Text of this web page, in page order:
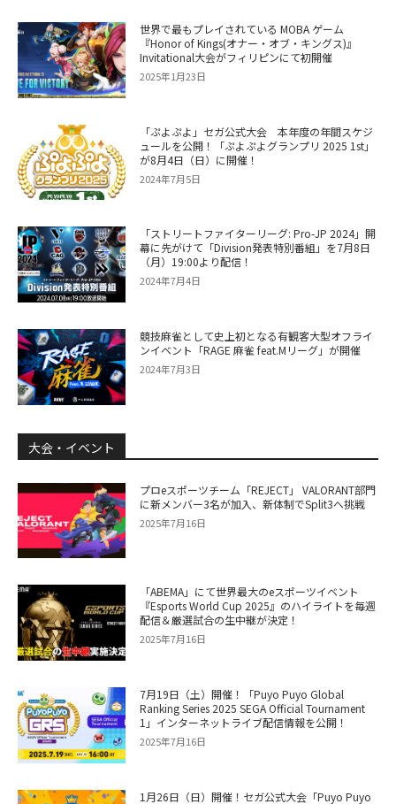
世界で最もプレイされている MOBA ゲーム
『Honor of Kings(オナー・オブ・キングス)』
Invitational大会がフィリピンにて初開催
2025年1月23日
「ぷよぷよ」セガ公式大会 本年度の年間スケジ
ュールを公開！「ぷよぷよグランプリ 2025 1st」
が8月4日（日）に開催！
2024年7月5日
「ストリートファイターリーグ: Pro-JP 2024」開
幕に先がけて「Division発表特別番組」を7月8日
（月）19:00より配信！
2024年7月4日
競技麻雀として史上初となる有観客大型オフライ
ンイベント「RAGE 麻雀 feat.Mリーグ」が開催
2024年7月3日
大会・イベント
プロeスポーツチーム「REJECT」 VALORANT部門
に新メンバー3名が加入、新体制でSplit3へ挑戦
2025年7月16日
「ABEMA」にて世界最大のeスポーツイベント
『Esports World Cup 2025』のハイライトを毎週
配信＆厳選試合の生中継が決定！
2025年7月16日
7月19日（土）開催！「Puyo Puyo Global
Ranking Series 2025 SEGA Official Tournament
1」インターネットライブ配信情報を公開！
2025年7月16日
1月26日（日）開催！セガ公式大会「Puyo Puyo